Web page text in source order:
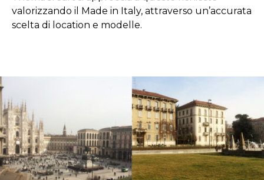
valorizzando il Made in Italy, attraverso un’accurata
scelta di location e modelle.